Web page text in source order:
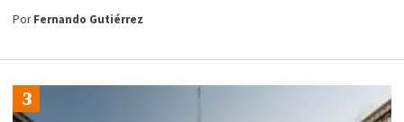
PorFernando Gutiérrez